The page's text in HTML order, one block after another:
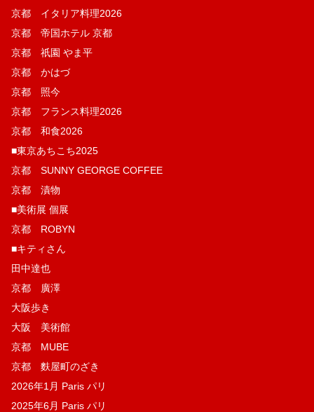
京都 イタリア料理2026
京都 帝国ホテル 京都
京都 祇園 やま平
京都 かはづ
京都 照今
京都 フランス料理2026
京都 和食2026
■東京あちこち2025
京都 SUNNY GEORGE COFFEE
京都 漬物
■美術展 個展
京都 ROBYN
■キティさん
田中達也
京都 廣澤
大阪歩き
大阪 美術館
京都 MUBE
京都 麩屋町のざき
2026年1月 Paris パリ
2025年6月 Paris パリ